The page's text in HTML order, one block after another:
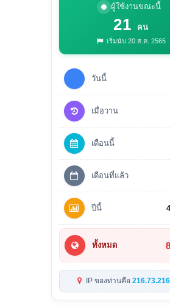
ผู้ใช้งานขณะนี้
21 คน
เริ่มนับ 20 ส.ค. 2565
วันนี้
เมื่อวาน
เดือนนี้
เดือนที่แล้ว
ปีนี้
ทั้งหมด
IP ของท่านคือ